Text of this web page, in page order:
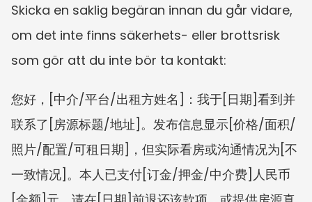
Skicka en saklig begäran innan du går vidare,
om det inte finns säkerhets- eller brottsrisk
som gör att du inte bör ta kontakt:
您好，[中介/平台/出租方姓名]：我于[日期]看到并
联系了[房源标题/地址]。发布信息显示[价格/面积/
照片/配置/可租日期]，但实际看房或沟通情况为[不
一致情况]。本人已支付[订金/押金/中介费]人民币